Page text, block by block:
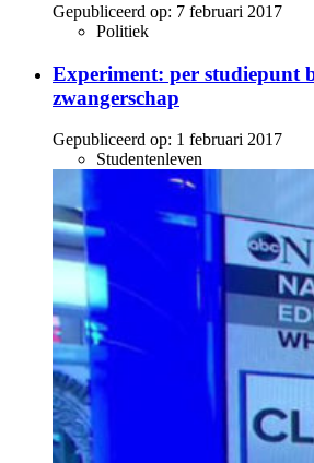
Gepubliceerd op: 7 februari 2017
Politiek
Experiment: per studiepunt
zwangerschap
Gepubliceerd op: 1 februari 2017
Studentenleven